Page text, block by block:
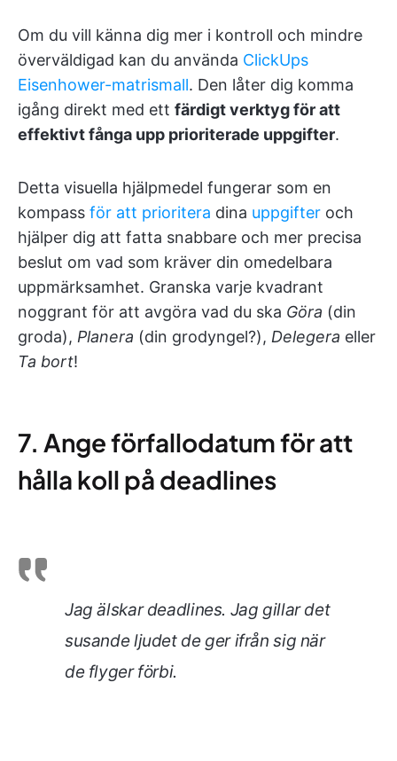
Om du vill känna dig mer i kontroll och mindre
överväldigad kan du använda ClickUps
Eisenhower-matrismall. Den låter dig komma
igång direkt med ett färdigt verktyg för att
effektivt fånga upp prioriterade uppgifter.
Detta visuella hjälpmedel fungerar som en
kompass för att prioritera dina uppgifter och
hjälper dig att fatta snabbare och mer precisa
beslut om vad som kräver din omedelbara
uppmärksamhet. Granska varje kvadrant
noggrant för att avgöra vad du ska Göra (din
groda), Planera (din grodyngel?), Delegera eller
Ta bort!
7. Ange förfallodatum för att
hålla koll på deadlines
Jag älskar deadlines. Jag gillar det
susande ljudet de ger ifrån sig när
de flyger förbi.